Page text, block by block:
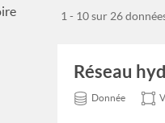
1 - 10 sur 26
Réseau
Donnée